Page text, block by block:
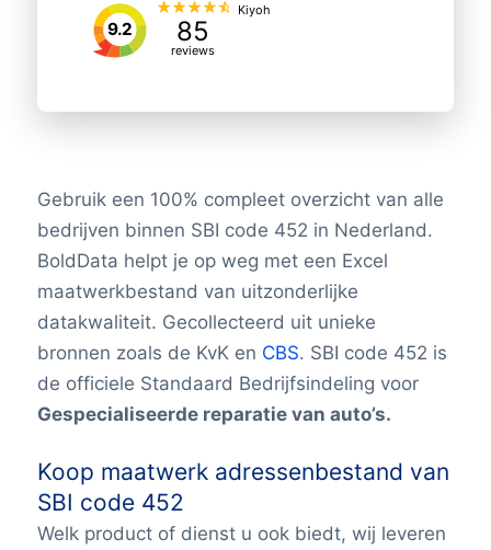
9.2 85
reviews
Kiyoh
Gebruik een 100% compleet overzicht van alle
bedrijven binnen SBI code 452 in Nederland.
BoldData helpt je op weg met een Excel
maatwerkbestand van uitzonderlijke
datakwaliteit. Gecollecteerd uit unieke
bronnen zoals de KvK en CBS. SBI code 452 is
de officiele Standaard Bedrijfsindeling voor
Gespecialiseerde reparatie van auto’s.
Koop maatwerk adressenbestand van
SBI code 452
Welk product of dienst u ook biedt, wij leveren